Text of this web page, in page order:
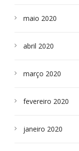
maio 2020
abril 2020
março 2020
fevereiro 2020
janeiro 2020